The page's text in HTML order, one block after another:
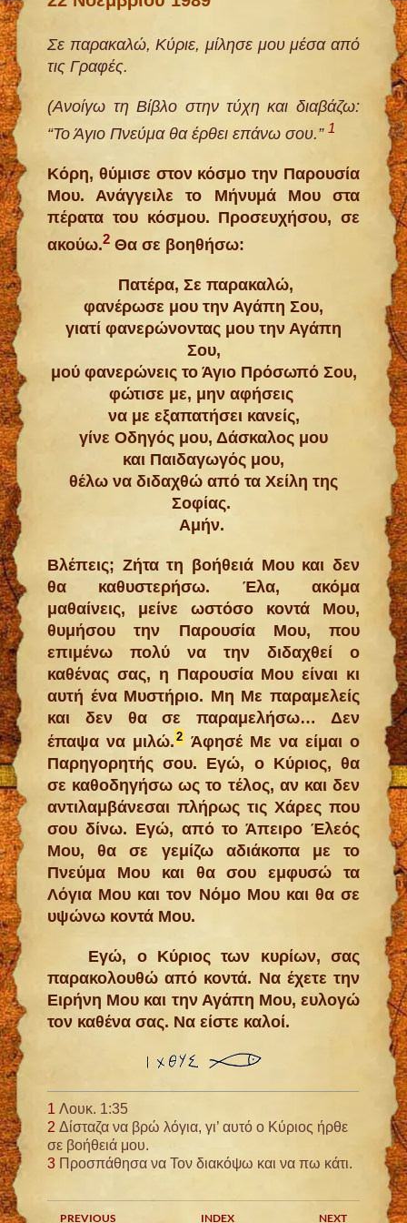
Σε παρακαλώ, Κύριε, μίλησε μου μέσα από
τις Γραφές.
(Ανοίγω τη Βίβλο στην τύχη και διαβάζω:
“Το Άγιο Πνεύμα θα έρθει επάνω σου.”1
Κόρη, θύμισε στον κόσμο την Παρουσία
Μου. Ανάγγειλε το Μήνυμά Μου στα
πέρατα του κόσμου. Προσευχήσου, σε
ακούω.2 Θα σε βοηθήσω:
Πατέρα, Σε παρακαλώ,
φανέρωσε μου την Αγάπη Σου,
γιατί φανερώνοντας μου την Αγάπη
Σου,
μού φανερώνεις το Άγιο Πρόσωπό Σου,
φώτισε με, μην αφήσεις
να με εξαπατήσει κανείς,
γίνε Oδηγός μου, Δάσκαλος μου
και Παιδαγωγός μου,
θέλω να διδαχθώ από τα Χείλη της
Σοφίας.
Αμήν.
Βλέπεις; Ζήτα τη βοήθειά Μου και δεν
θα καθυστερήσω. Έλα, ακόμα
μαθαίνεις, μείνε ωστόσο κοντά Μου,
θυμήσου την Παρουσία Μου, που
επιμένω πολύ να την διδαχθεί ο
καθένας σας, η Παρουσία Μου είναι κι
αυτή ένα Μυστήριο. Μη Με παραμελείς
και δεν θα σε παραμελήσω… Δεν
έπαψα να μιλώ.2 Άφησέ Με να είμαι ο
Παρηγορητής σου. Εγώ, ο Κύριος, θα
σε καθοδηγήσω ως το τέλος, αν και δεν
αντιλαμβάνεσαι πλήρως τις Χάρες που
σου δίνω. Εγώ, από το Άπειρο Έλεός
Μου, θα σε γεμίζω αδιάκοπα με το
Πνεύμα Μου και θα σου εμφυσώ τα
Λόγια Μου και τον Νόμο Μου και θα σε
υψώνω κοντά Μου.
Εγώ, ο Κύριος των κυρίων, σας
παρακολουθώ από κοντά. Να έχετε την
Ειρήνη Μου και την Αγάπη Μου, ευλογώ
τον καθένα σας. Να είστε καλοί.
1 Λουκ. 1:35
2 Δίσταζα να βρώ λόγια, γι’ αυτό ο Κύριος ήρθε
σε βοήθειά μου.
3 Προσπάθησα να Τον διακόψω και να πω κάτι.
PREVIOUS INDEX NEXT